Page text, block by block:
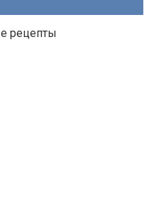
рецепты